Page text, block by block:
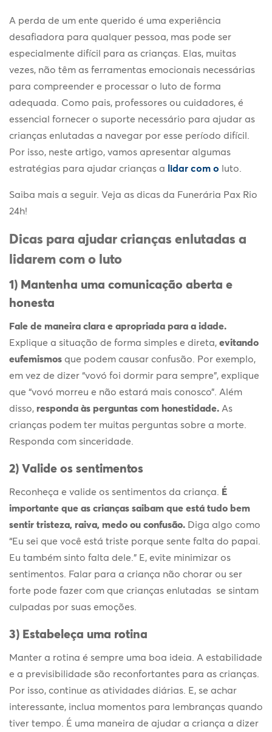
A perda de um ente querido é uma experiência
desafiadora para qualquer pessoa, mas pode ser
especialmente difícil para as crianças. Elas, muitas
vezes, não têm as ferramentas emocionais necessárias
para compreender e processar o luto de forma
adequada. Como pais, professores ou cuidadores, é
essencial fornecer o suporte necessário para ajudar as
crianças enlutadas a navegar por esse período difícil.
Por isso, neste artigo, vamos apresentar algumas
estratégias para ajudar crianças a lidar com o luto
Saiba mais a seguir. Veja as dicas da Funerária Pax Rio
24h!
Dicas para ajudarcrianças enlutadas a
lidarem com o luto
1) Mantenha uma comunicação aberta e
honesta
Fale de maneira clara e apropriada para a idade.
Explique a situação de forma simples e direta, evitando
eufemismos que podem causar confusão. Por exemplo,
em vez de dizer “vovó foi dormir para sempre”, explique
que “vovó morreu e não estará mais conosco”. Além
disso, responda às perguntas com honestidade. As
crianças podem ter muitas perguntas sobre a morte.
Responda com sinceridade.
2) Valide os sentimentos
Reconheça e valide os sentimentos da criança. É
importante que as crianças saibam que está tudo bem
sentir tristeza, raiva, medo ou confusão. Diga algo como
“Eu sei que você está triste porque sente falta do papai.
Eu também sinto falta dele.” E, evite minimizar os
sentimentos. Falar para a criança não chorar ou ser
forte pode fazer com que crianças enlutadas se sintam
culpadas por suas emoções.
3) Estabeleça uma rotina
Manter a rotina é sempre uma boa ideia. A estabilidade
e a previsibilidade são reconfortantes para as crianças.
Por isso, continue as atividades diárias. E, se achar
interessante, inclua momentos para lembranças quando
tiver tempo. É uma maneira de ajudar a criança a dizer